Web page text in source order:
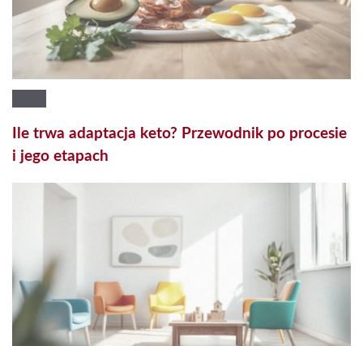
Ile trwa adaptacja keto? Przewodnik po procesie
i jego etapach